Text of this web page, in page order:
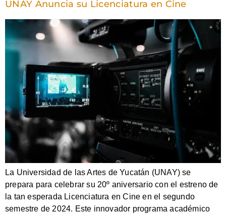
UNAY Anuncia su Licenciatura en Cine
La Universidad de las Artes de Yucatán (UNAY) se
prepara para celebrar su 20º aniversario con el estreno de
la tan esperada Licenciatura en Cine en el segundo
semestre de 2024. Este innovador programa académico